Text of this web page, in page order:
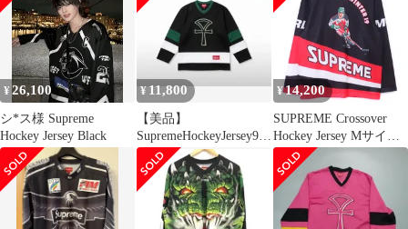
サイズ 平塚店
ーム[10]
¥26,100
シ*ス様 Supreme
Hockey Jersey Black
¥ 11,800
【美品】
SupremeHockeyJersey94
ブラック M ホッケーシ
ャツ
¥14,200
SUPREME Crossover
Hockey Jersey Mサイズ
ブラック